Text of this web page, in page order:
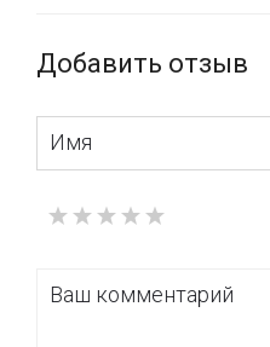
Купить электрические
« VOGUE INTERIORS», а
магазине.
Добавить отзыв